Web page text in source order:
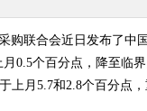
购联合会近日发布了中
0.5个百分点，降至临
上月5.7和2.8个百分点，